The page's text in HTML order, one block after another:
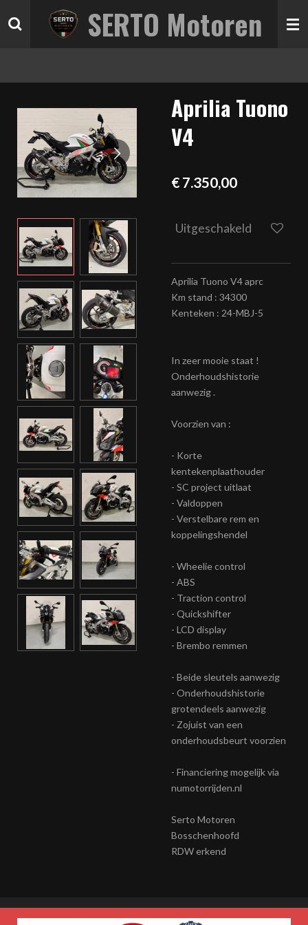
direct
SERTO Motoren
Aprilia Tuono
V4
€ 7.350,00
Uitgeschakeld
Aprilia Tuono V4 aprc
Km stand : 34300
Kenteken : 24-MBJ-5
In zeer mooie staat !
Onderhoudshistorie
aanwezig .
Voorzien van :
- Korte
kentekenplaathouder
- SC project uitlaat
- Valdoppen
- Verstelbare rem en
koppelingshendel
- Wheelie control
- ABS
- Traction control
- Quickshifter
- LCD display
- Brembo remmen
- Beide sleutels aanwezig
- Onderhoudshistorie
grotendeels aanwezig
- Zojuist van een
onderhoudsbeurt voorzien
- Financiering mogelijk via
numotorrijden.nl
Serto Motoren
Bosschenhoofd
RDW erkend